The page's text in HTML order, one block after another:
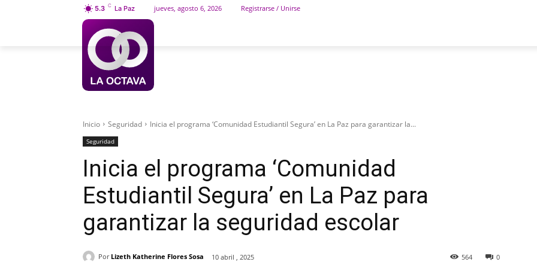
5.3 C La Paz jueves, agosto 6, 2026 Registrarse / Unirse
Inicio Seguridad Inicia el programa ‘Comunidad Estudiantil Segura’ en La Paz para garantizar la...
Seguridad
Inicia el programa ‘Comunidad
Estudiantil Segura’ en La Paz para
garantizar la seguridad escolar
Por Lizeth Katherine Flores Sosa 10 abril , 2025 0
564